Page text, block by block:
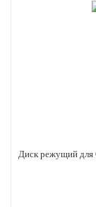
Диск режущий для